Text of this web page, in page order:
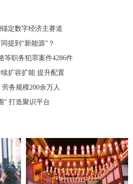
定数字经济主赛道
提到“新能源”？
等职务犯罪案件4286件
扩容扩能 提升配置
务规模200余万人
” 打造聚识平台